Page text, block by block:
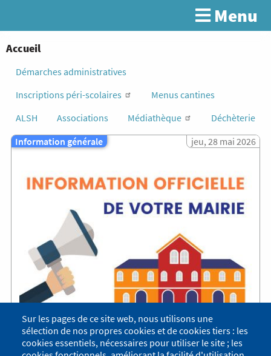
contenu
principal
Rechercher
Menu
You
are
Accueil
Démarches administratives
Inscriptions péri-scolaires
Menus cantines
ALSH
Associations Médiathèque
Déchèterie
Image
Information générale
Stationnement et circulation
interdits
jeu, 28 mai 2026
Sur les pages de ce site web, nous utilisons une
sélection de nos propres cookies et de cookies tiers : les
cookies essentiels, nécessaires pour utiliser le site ; les